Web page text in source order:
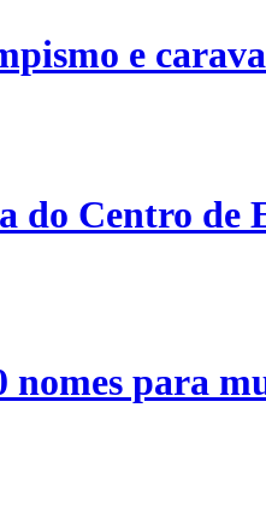
e
Centro de
nomes para